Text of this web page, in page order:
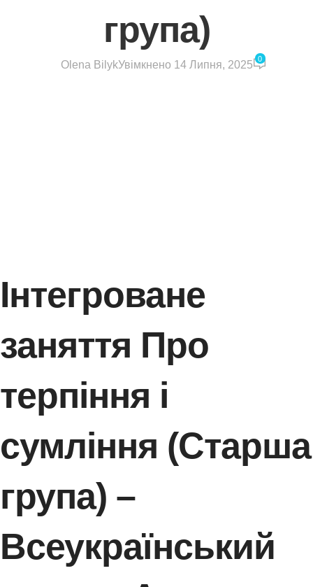
група)
Olena BilykУвімкнено 14 Липня, 2025
0
Інтегроване
заняття Про
терпіння і
сумління (Старша
група) –
Всеукраїнський